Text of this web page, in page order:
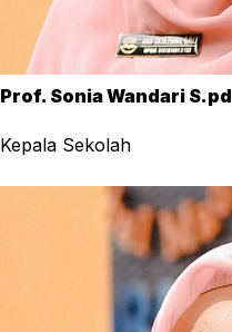
Prof. Sonia Wandari S.pd
Kepala Sekolah